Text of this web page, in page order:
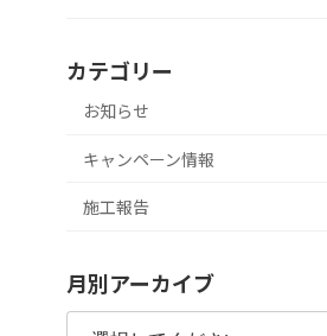
カテゴリー
お知らせ
キャンペーン情報
施工報告
月別アーカイブ